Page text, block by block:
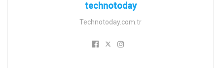
technotoday
Technotoday.com.tr